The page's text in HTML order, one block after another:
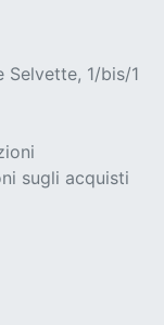
Selvette, 1/bis/1
sugli acquisti